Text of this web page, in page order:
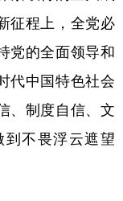
征程上，全党必
党的全面领导和
代中国特色社会
、制度自信、文
到不畏浮云遮望